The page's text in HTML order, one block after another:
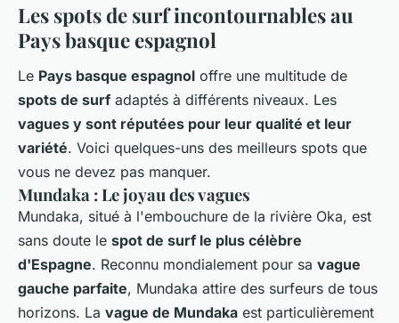
Les spots de surf incontournables au
Pays basque espagnol
Le Pays basque espagnol offre une multitude de
spots de surf adaptés à différents niveaux. Les
vagues y sont réputées pour leur qualité et leur
variété. Voici quelques-uns des meilleurs spots que
vous ne devez pas manquer.
Mundaka : Le joyau des vagues
Mundaka, situé à l'embouchure de la rivière Oka, est
sans doute le spot de surf le plus célèbre
d'Espagne. Reconnu mondialement pour sa vague
gauche parfaite, Mundaka attire des surfeurs de tous
horizons. La vague de Mundaka est particulièrement